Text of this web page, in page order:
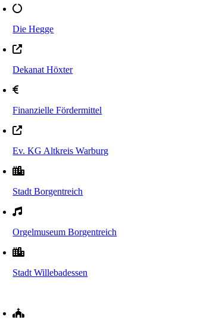
Die Hegge
Dekanat Höxter
Finanzielle Fördermittel
Ev. KG Altkreis Warburg
Stadt Borgentreich
Orgelmuseum Borgentreich
Stadt Willebadessen